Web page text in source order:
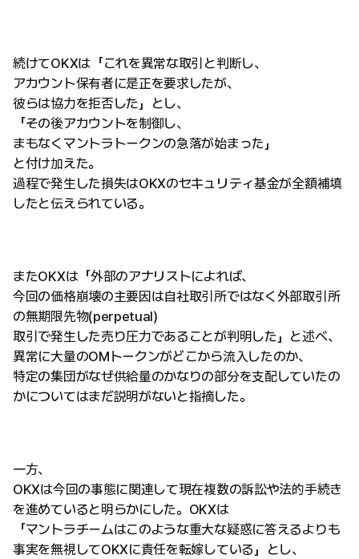
続けてOKXは「これを異常な取引と判断し、
アカウント保有者に是正を要求したが、
彼らは協力を拒否した」とし、
「その後アカウントを制御し、
まもなくマントラトークンの急落が始まった」
と付け加えた。
過程で発生した損失はOKXのセキュリティ基金が全額補填
したと伝えられている。
またOKXは「外部のアナリストによれば、
今回の価格崩壊の主要因は自社取引所ではなく外部取引所
の無期限先物(perpetual)
取引で発生した売り圧力であることが判明した」と述べ、
異常に大量のOMトークンがどこから流入したのか、
特定の集団がなぜ供給量のかなりの部分を支配していたの
かについてはまだ説明がないと指摘した。
一方、
OKXは今回の事態に関連して現在複数の訴訟や法的手続き
を進めていると明らかにした。OKXは
「マントラチームはこのような重大な疑惑に答えるよりも
事実を無視してOKXに責任を転嫁している」とし、